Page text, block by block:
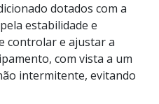
dotados com a
estabilidade e
controlar e ajustar a
com vista a um
intermitente, evitando